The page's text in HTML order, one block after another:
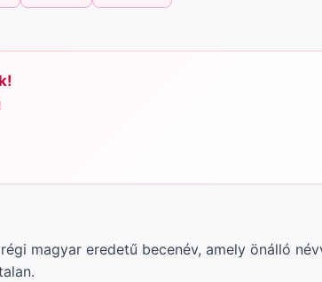
magyar eredetű becenév, amely önálló